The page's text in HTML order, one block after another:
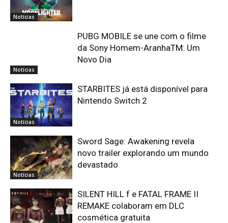
Notícias
Notícias
PUBG MOBILE se une com o filme
da Sony Homem-AranhaTM: Um
Novo Dia
Notícias
STARBITES já está disponível para
Nintendo Switch 2
Notícias
Sword Sage: Awakening revela
novo trailer explorando um mundo
devastado
SILENT HILL f e FATAL FRAME II
REMAKE colaboram em DLC
cosmética gratuita